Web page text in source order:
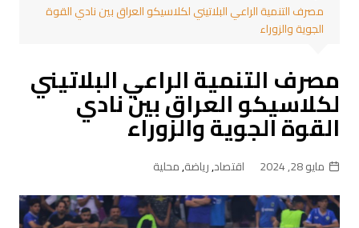
مصرف التنمية الراعي البلاتيني لكلاسيكو العراق بين نادي القوة
الجوية والزوراء
مصرف التنمية الراعي البلاتيني
لكلاسيكو العراق بين نادي
القوة الجوية والزوراء
مايو 28, 2024 اقتصاد,رياضة,محلية